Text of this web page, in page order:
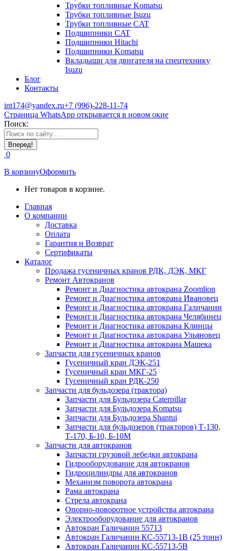
Трубки топливные Komatsu
Трубки топливные Isuzu
Трубки топливные CAT
Подшипники CAT
Подшипники Hitachi
Подшипники Komatsu
Вкладыши для двигателя на спецтехнику
Isuzu
Блог
Контакты
int174@yandex.ru+7 (996)-228-11-74
Страница WhatsApp открывается в новом окне
Поиск:
0
В корзинуОформить
Нет товаров в корзине.
Главная
О компании
Доставка
Оплата
Гарантия и Возврат
Сертификаты
Каталог
Продажа гусеничных кранов РДК, ДЭК, МКГ
Ремонт Автокранов
Ремонт и Диагностика автокрана Zoomlion
Ремонт и Диагностика автокрана Ивановец
Ремонт и Диагностика автокрана Галичанин
Ремонт и Диагностика автокрана Челябинец
Ремонт и Диагностика автокрана Клинцы
Ремонт и Диагностика автокрана Ульяновец
Ремонт и Диагностика автокрана Машека
Запчасти для гусеничных кранов
Гусеничный кран ДЭК-251
Гусеничный кран МКГ-25
Гусеничный кран РДК-250
Запчасти для бульдозера (трактора)
Запчасти для Бульдозера Caterpillar
Запчасти для Бульдозера Komatsu
Запчасти для Бульдозера Shantui
Запчасти для бульдозеров (тракторов) Т-130,
Т-170, Б-10, Б-10М
Запчасти для автокранов
Запчасти грузовой лебедки автокрана
Гидрооборудование для автокранов
Гидроцилиндры для автокранов
Механизм поворота автокрана
Рама автокрана
Стрела автокрана
Опорно-поворотное устройства автокрана
Электрооборудование для автокранов
Автокран Галичанин 55713
Автокран Галичанин КС-55713-1В (25 тонн)
Автокран Галичанин КС-55713-5В